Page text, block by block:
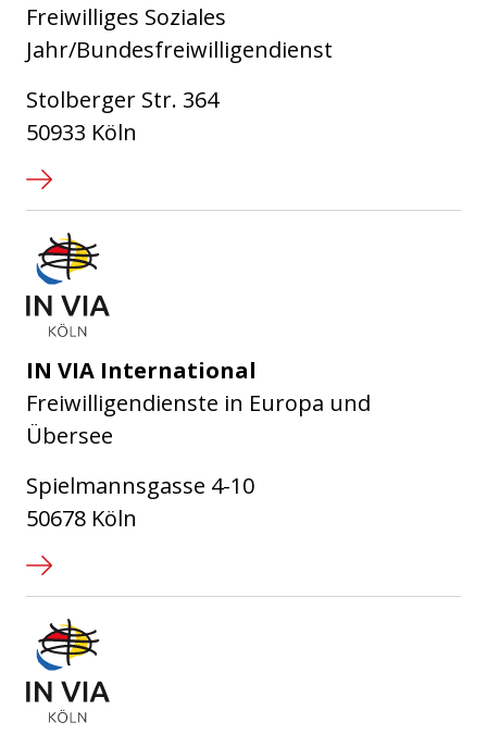
Freiwilliges Soziales
Jahr/Bundesfreiwilligendienst
Stolberger Str. 364
50933 Köln
IN VIA International
Freiwilligendienste in Europa und
Übersee
Spielmannsgasse 4-10
50678 Köln